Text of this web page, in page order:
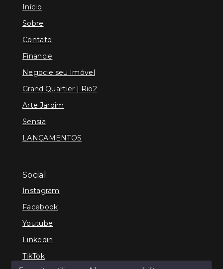
Início
Sobre
Contato
Financie
Negocie seu Imóvel
Grand Quartier | Rio2
Arte Jardim
Sensia
LANÇAMENTOS
Social
Instagram
Facebook
Youtube
Linkedin
TikTok